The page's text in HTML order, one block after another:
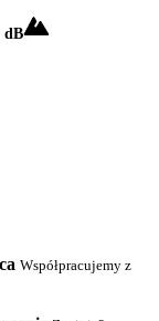
dB
Współpracujemy z